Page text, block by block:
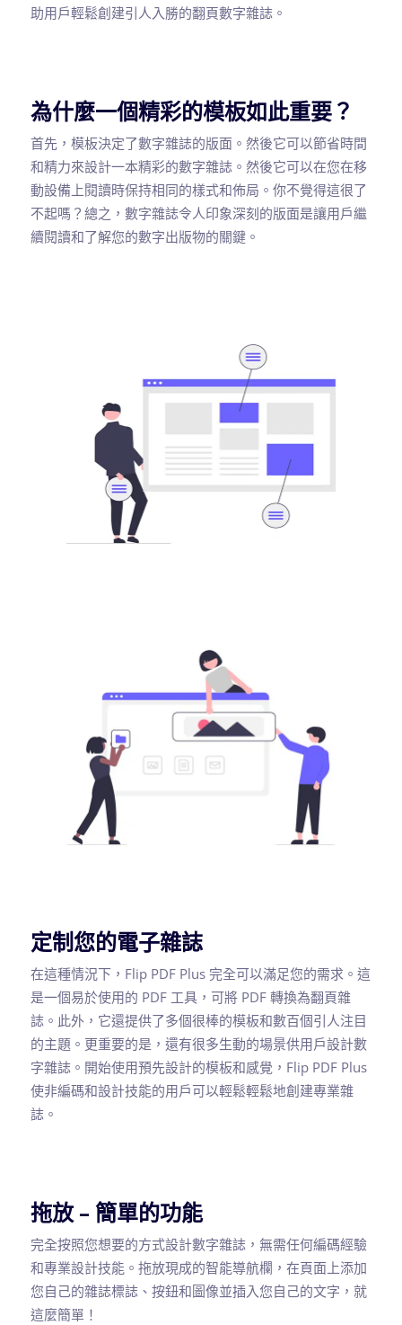
助用戶輕鬆創建引人入勝的翻頁數字雜誌。
為什麼一個精彩的模板如此重要？
首先，模板決定了數字雜誌的版面。然後它可以節省時間
和精力來設計一本精彩的數字雜誌。然後它可以在您在移
動設備上閱讀時保持相同的樣式和佈局。你不覺得這很了
不起嗎？總之，數字雜誌令人印象深刻的版面是讓用戶繼
續閱讀和了解您的數字出版物的關鍵。
定制您的電子雜誌
在這種情況下，Flip PDF Plus 完全可以滿足您的需求。這
是一個易於使用的 PDF 工具，可將 PDF 轉換為翻頁雜
誌。此外，它還提供了多個很棒的模板和數百個引人注目
的主題。更重要的是，還有很多生動的場景供用戶設計數
字雜誌。開始使用預先設計的模板和感覺，Flip PDF Plus
使非編碼和設計技能的用戶可以輕鬆輕鬆地創建專業雜
誌。
拖放 – 簡單的功能
完全按照您想要的方式設計數字雜誌，無需任何編碼經驗
和專業設計技能。拖放現成的智能導航欄，在頁面上添加
您自己的雜誌標誌、按鈕和圖像並插入您自己的文字，就
這麼簡單！